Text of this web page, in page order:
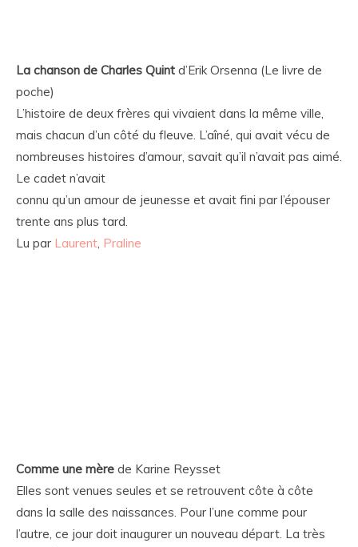
La chanson de Charles Quint d’Erik Orsenna (Le livre de
poche)
L’histoire de deux frères qui vivaient dans la même ville,
mais chacun d’un côté du fleuve. L’aîné, qui avait vécu de
nombreuses histoires d’amour, savait qu’il n’avait pas aimé.
Le cadet n’avait
connu qu’un amour de jeunesse et avait fini par l’épouser
trente ans plus tard.
Lu par Laurent, Praline
Comme une mère de Karine Reysset
Elles sont venues seules et se retrouvent côte à côte
dans la salle des naissances. Pour l’une comme pour
l’autre, ce jour doit inaugurer un nouveau départ. La très